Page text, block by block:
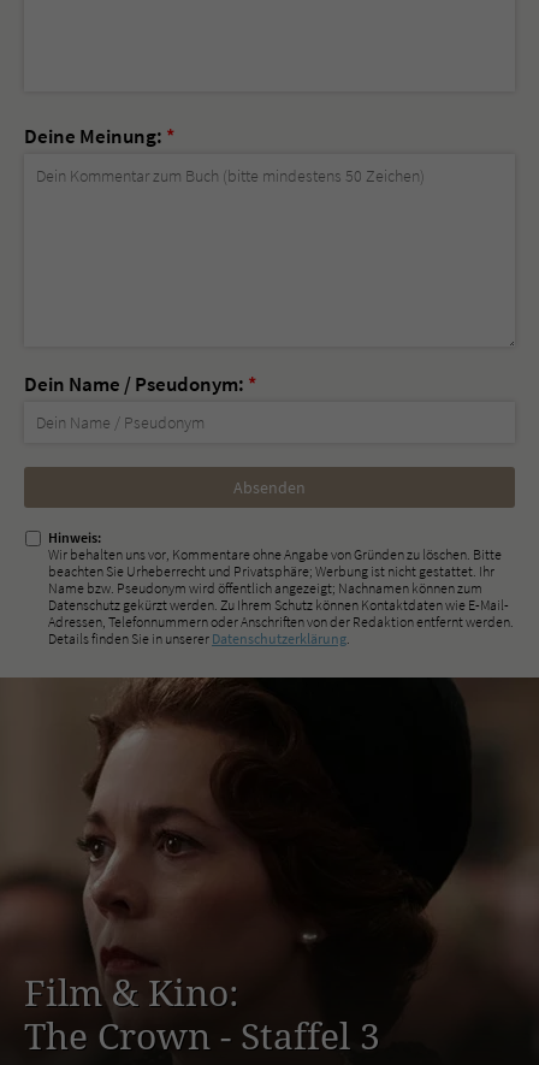
Deine Meinung: *
Dein Name / Pseudonym: *
Nicht
ausfüllen!
Hinweis:
Wir behalten uns vor, Kommentare ohne Angabe von Gründen zu löschen. Bitte
beachten Sie Urheberrecht und Privatsphäre; Werbung ist nicht gestattet. Ihr
Name bzw. Pseudonym wird öffentlich angezeigt; Nachnamen können zum
Datenschutz gekürzt werden. Zu Ihrem Schutz können Kontaktdaten wie E-Mail-
Adressen, Telefonnummern oder Anschriften von der Redaktion entfernt werden.
Details finden Sie in unserer Datenschutzerklärung
Film & Kino:
The Crown - Staffel 3